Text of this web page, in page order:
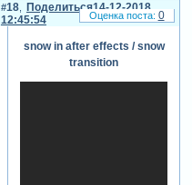
Поделиться
18
14-12-2018
12:45:54
snow in after effects / snow
transition
0